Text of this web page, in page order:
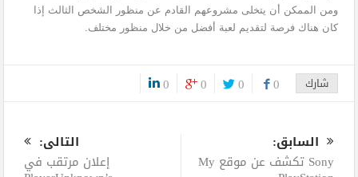
ومن الممكن أن يتخلى مشروعهم القادم عن منظور الشخص الثالث إذا
كان هناك فرصة لتقديم لعبة أفضل من خلال منظور مختلف.
شارك 0
0
0
0
السابق:
Sony تكشف عن موقع My
التالى:
إعلان مرتقب في